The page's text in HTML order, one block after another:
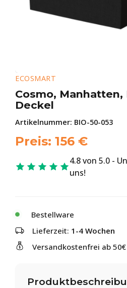
ECOSMART
Cosmo, Manhatten,
Deckel
Artikelnummer: BIO-50-053
Preis: 156 €
4.8 von 5.0 -
uns!
Bestellware
Lieferzeit: 1-4 Wochen
Versandkostenfrei ab 50€